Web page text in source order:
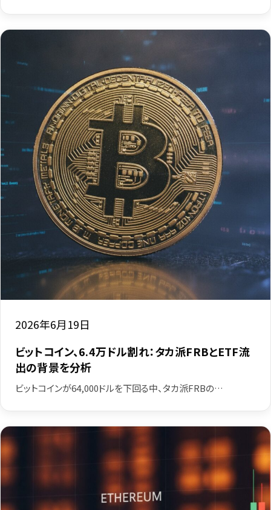
2026年6月19日
ビットコイン、6.4万ドル割れ：タカ派FRBとETF流
出の背景を分析
ビットコインが64,000ドルを下回る中、タカ派FRBの…